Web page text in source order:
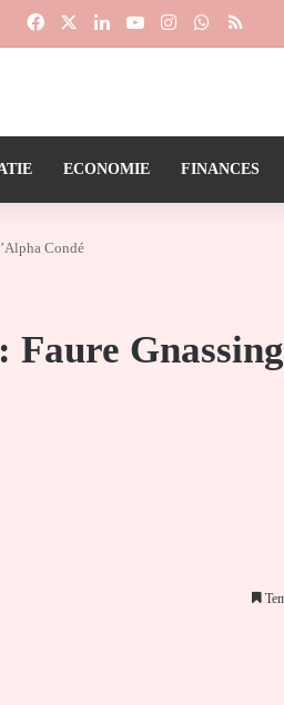
FacebookLinkedinYouTubeInstagramWhatsApp
RSS
ECONOMIE FINANCES
Condé
Faure